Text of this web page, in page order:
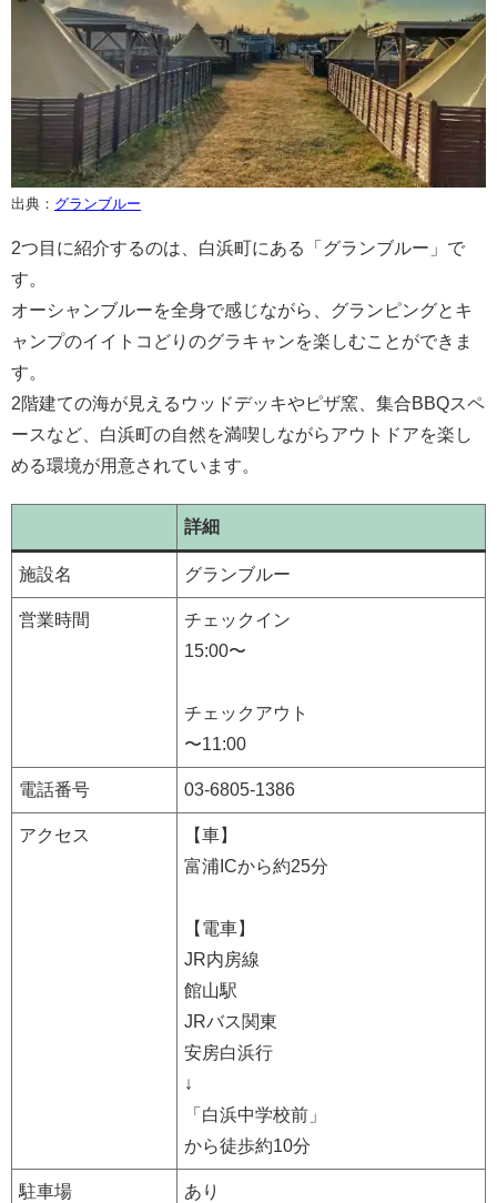
出典： グランブルー
2つ目に紹介するのは、白浜町にある「グランブルー」で
す。
オーシャンブルーを全身で感じながら、グランピングとキ
ャンプのイイトコどりのグラキャンを楽しむことができま
す。
2階建ての海が見えるウッドデッキやピザ窯、集合BBQスペ
ースなど、白浜町の自然を満喫しながらアウトドアを楽し
める環境が用意されています。
詳細
施設名 グランブルー
営業時間
チェックイン
15:00〜
チェックアウト
〜11:00
電話番号 03-6805-1386
アクセス
【車】
富浦ICから約25分
【電車】
JR内房線
館山駅
JRバス関東
安房白浜行
↓
「白浜中学校前」
から徒歩約10分
駐車場 あり